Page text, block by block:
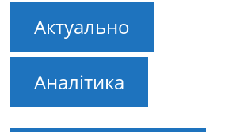
Актуально
Аналітика